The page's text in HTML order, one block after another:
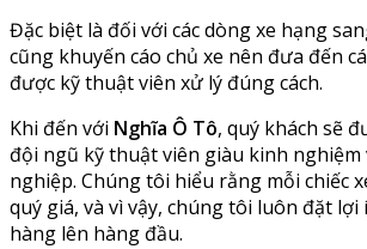
Đặc biệt là đối với các dòng xe hạng
cũng khuyến cáo chủ xe nên đưa đến
được kỹ thuật viên xử lý đúng cách.
Khi đến với Nghĩa Ô Tô, quý khách sẽ
đội ngũ kỹ thuật viên giàu kinh nghiệm
nghiệp. Chúng tôi hiểu rằng mỗi chiếc
quý giá, và vì vậy, chúng tôi luôn đặt lợi
hàng lên hàng đầu.